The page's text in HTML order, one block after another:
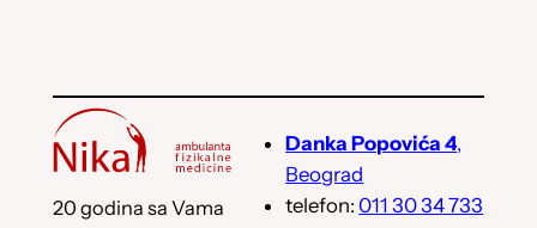
20 godina sa Vama
Danka Popovića 4,
Beograd
telefon:011 30 34 733